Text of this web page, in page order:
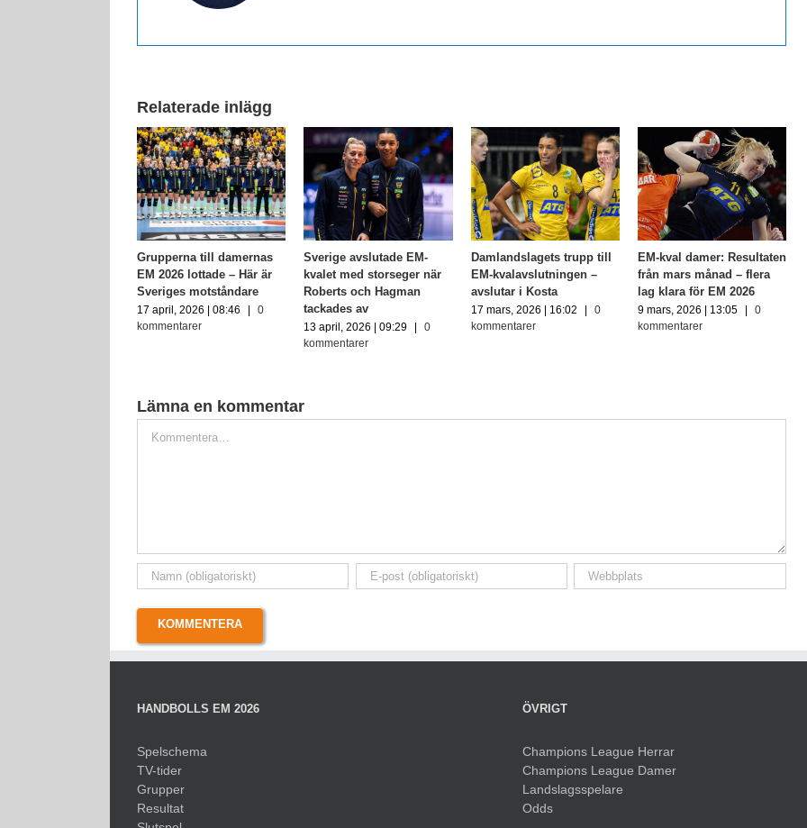
Relaterade inlägg
Grupperna till damernas
EM 2026 lottade – Här är
Sveriges motståndare
17 april, 2026 | 08:46 |
0
kommentarer
Sverige avslutade EM-
kvalet med storseger när
Roberts och Hagman
tackades av
13 april, 2026 | 09:29 |
0
kommentarer
Damlandslagets trupp till
EM-kvalavslutningen –
avslutar i Kosta
17 mars, 2026 | 16:02 |
0
kommentarer
EM-kval damer: Resultaten
från mars månad – flera
lag klara för EM 2026
9 mars, 2026 | 13:05 |
0
kommentarer
Lämna en kommentar
HANDBOLLS EM 2026
Spelschema
TV-tider
Grupper
Resultat
ÖVRIGT
Champions League Herrar
Champions League Damer
Landslagsspelare
Odds